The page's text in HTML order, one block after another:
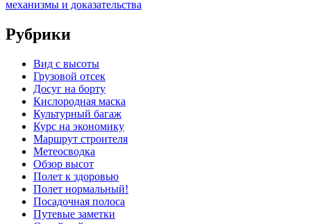
Рубрики
Вид с высоты
Грузовой отсек
Досуг на борту
Кислородная маска
Культурный багаж
Курс на экономику
Маршрут строителя
Метеосводка
Обзор высот
Полет к здоровью
Полет нормальный!
Посадочная полоса
Путевые заметки